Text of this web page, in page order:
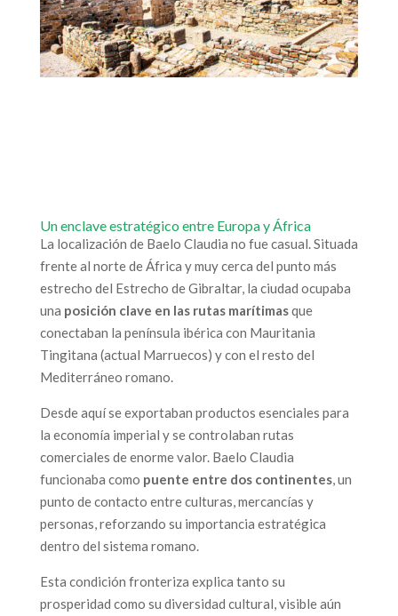
Un enclave estratégico entre Europa y África
La localización de Baelo Claudia no fue casual. Situada
frente al norte de África y muy cerca del punto más
estrecho del Estrecho de Gibraltar, la ciudad ocupaba
una posición clave en las rutas marítimasque
conectaban la península ibérica con Mauritania
Tingitana (actual Marruecos) y con el resto del
Mediterráneo romano.
Desde aquí se exportaban productos esenciales para
la economía imperial y se controlaban rutas
comerciales de enorme valor. Baelo Claudia
funcionaba como puente entre dos continentes, un
punto de contacto entre culturas, mercancías y
personas, reforzando su importancia estratégica
dentro del sistema romano.
Esta condición fronteriza explica tanto su
prosperidad como su diversidad cultural, visible aún